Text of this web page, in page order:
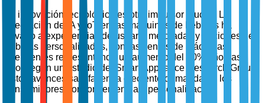
La innovación tecnológica es otro impulsor crucial. La
integración de IA y IoT en las máquinas de bebidas ha
llevado a experiencias de usuario mejoradas y opciones de
bebidas personalizadas, con las ventas de máquinas
inteligentes representando un aumento del 30% año tras
año, según un estudio del Smart Appliance Research Group.
Estos avances satisfacen la creciente demanda de los
consumidores por conveniencia y personalización.